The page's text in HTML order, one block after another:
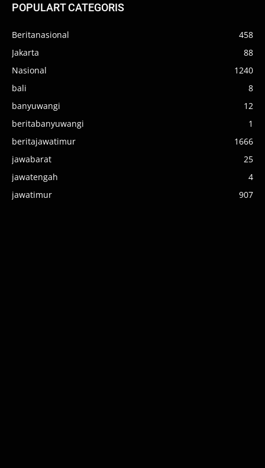
POPULART CATEGORIS
Beritanasional
458
Jakarta
88
Nasional
1240
bali
8
banyuwangi
12
beritabanyuwangi
1
beritajawatimur
1666
jawabarat
25
jawatengah
4
jawatimur
907